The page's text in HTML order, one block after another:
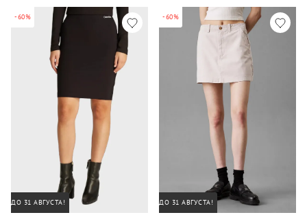
-60%
ДО 31 АВГУСТА!
-60%
ДО 31 АВГУСТА!